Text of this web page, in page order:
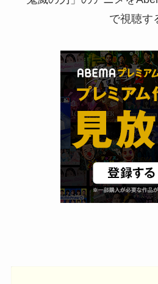
で視聴す